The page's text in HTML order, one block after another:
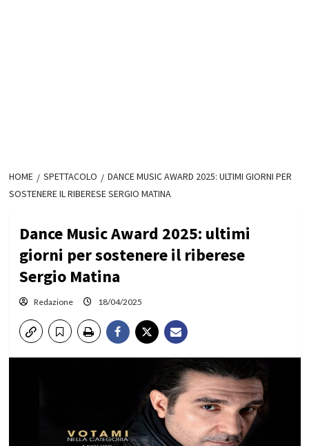
HOME SPETTACOLO
DANCE MUSIC AWARD 2025: ULTIMI GIORNI PER
SOSTENERE IL RIBERESE SERGIO MATINA
Dance Music Award 2025: ultimi
giorni per sostenere il riberese
Sergio Matina
Redazione 18/04/2025